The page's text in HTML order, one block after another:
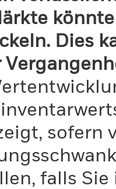
Dies
sofern
falls